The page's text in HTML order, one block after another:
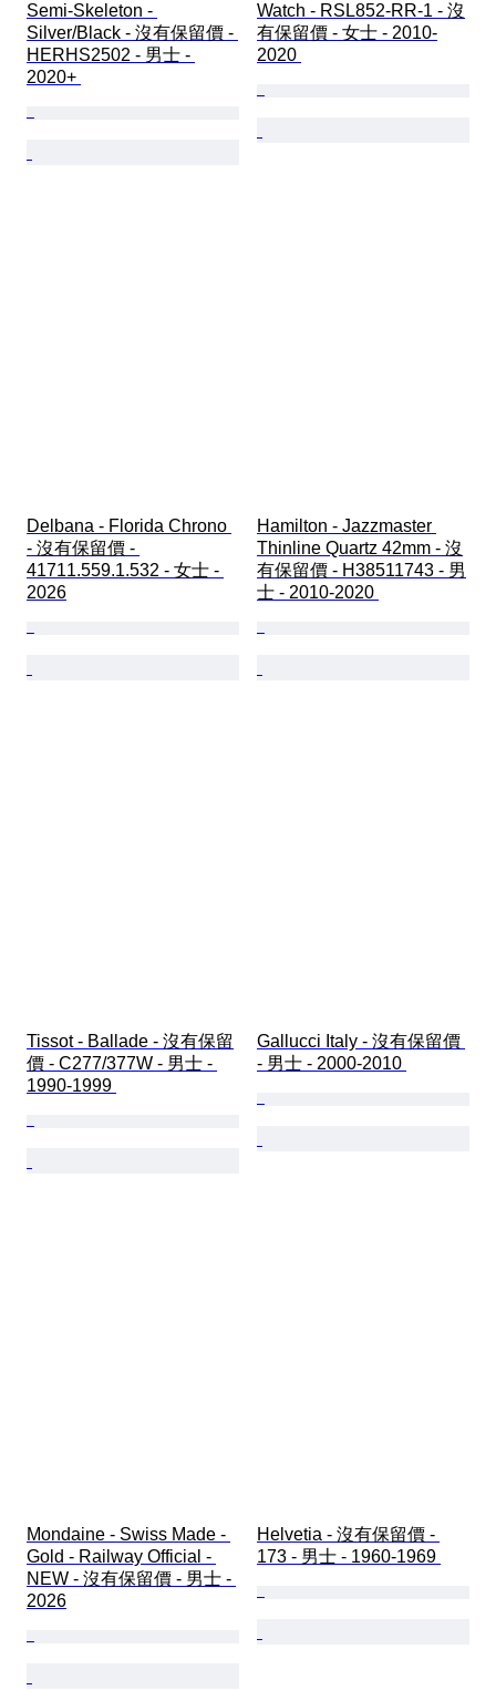
Semi-Skeleton -
Silver/Black - 沒有保留價 -
HERHS2502 - 男士 -
2020+
Watch - RSL852-RR-1 - 沒
有保留價 - 女士 - 2010-
2020
Delbana - Florida Chrono
- 沒有保留價 -
41711.559.1.532 - 女士 -
2026
Hamilton - Jazzmaster
Thinline Quartz 42mm - 沒
有保留價 - H38511743 - 男
士 - 2010-2020
Tissot - Ballade - 沒有保留
價 - C277/377W - 男士 -
1990-1999
Gallucci Italy - 沒有保留價
- 男士 - 2000-2010
Mondaine - Swiss Made -
Gold - Railway Official -
NEW - 沒有保留價 - 男士 -
2026
Helvetia - 沒有保留價 -
173 - 男士 - 1960-1969